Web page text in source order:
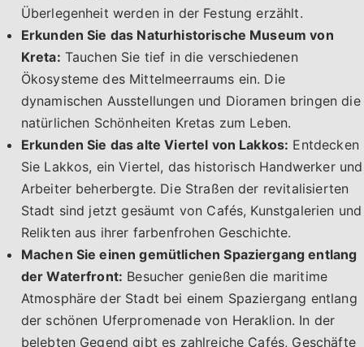
Überlegenheit werden in der Festung erzählt.
Erkunden Sie das Naturhistorische Museum von
Kreta: Tauchen Sie tief in die verschiedenen
Ökosysteme des Mittelmeerraums ein. Die
dynamischen Ausstellungen und Dioramen bringen die
natürlichen Schönheiten Kretas zum Leben.
Erkunden Sie das alte Viertel von Lakkos: Entdecken
Sie Lakkos, ein Viertel, das historisch Handwerker und
Arbeiter beherbergte. Die Straßen der revitalisierten
Stadt sind jetzt gesäumt von Cafés, Kunstgalerien und
Relikten aus ihrer farbenfrohen Geschichte.
Machen Sie einen gemütlichen Spaziergang entlang
der Waterfront: Besucher genießen die maritime
Atmosphäre der Stadt bei einem Spaziergang entlang
der schönen Uferpromenade von Heraklion. In der
belebten Gegend gibt es zahlreiche Cafés, Geschäfte